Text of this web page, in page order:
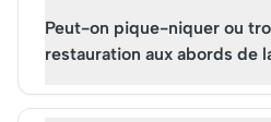
Peut-on pique-niquer ou
restauration aux abords de